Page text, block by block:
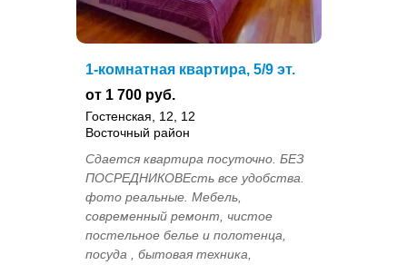
1-комнатная квартира, 5/9 эт.
от 1 700 руб.
Гостенская, 12, 12
Восточный район
Сдается квартира посуточно. БЕЗ
ПОСРЕДНИКОВЕсть все удобства.
фото реальные. Мебель,
современный ремонт, чистое
постельное белье и полотенца,
посуда , бытовая техника,